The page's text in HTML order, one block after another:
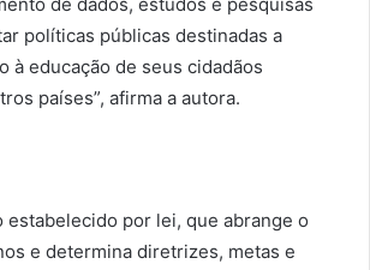
de dados, estudos e pesquisas
políticas públicas destinadas a
à educação de seus cidadãos
países”, afirma a autora.
estabelecido por lei, que abrange o
e determina diretrizes, metas e